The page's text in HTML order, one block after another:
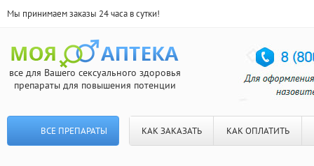
Мы принимаем заказы 24 часа в сутки!
все для Вашего сексуального здоровья
препараты для повышения потенции
ВСЕ ПРЕПАРАТЫ КАК ЗАКАЗАТЬ КАК ОПЛАТИТЬ